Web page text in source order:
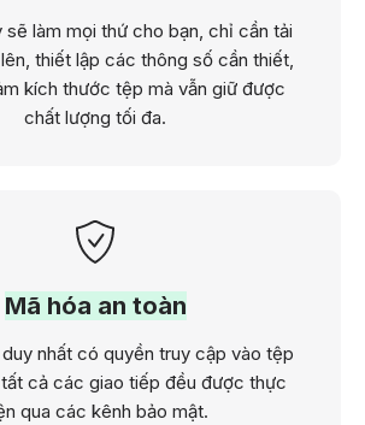
sẽ làm mọi thứ cho bạn, chỉ cần tải
thiết lập các thông số cần thiết,
kích thước tệp mà vẫn giữ được
chất lượng tối đa.
Mã hóa an toàn
duy nhất có quyền truy cập vào tệp
cả các giao tiếp đều được thực
qua các kênh bảo mật.